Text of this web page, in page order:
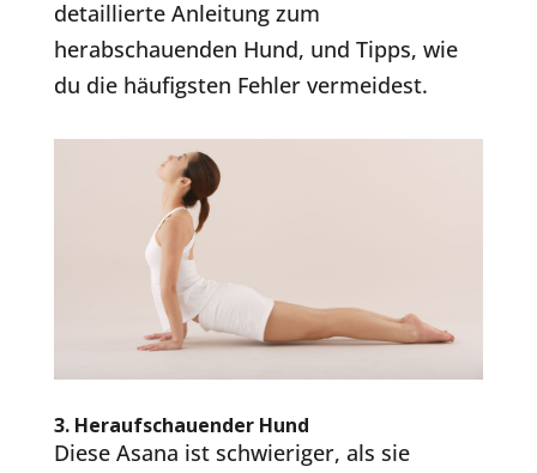
detaillierte Anleitung zum
herabschauenden Hund, und Tipps, wie
du die häufigsten Fehler vermeidest.
3. Heraufschauender Hund
Diese Asana ist schwieriger, als sie